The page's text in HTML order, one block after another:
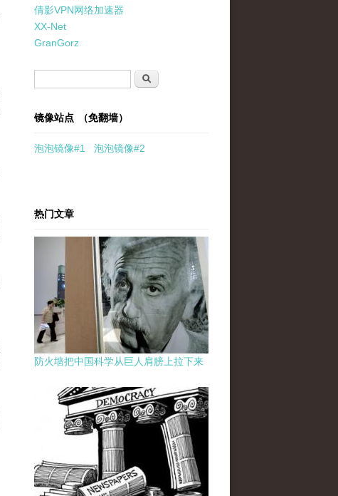
倩影VPN网络加速器
XX-Net
GranGorz
搜索
镜像站点 （免翻墙）
泡泡镜像#1 泡泡镜像#2
热门文章
防火墙把中国科学从巨人肩膀上拉下来